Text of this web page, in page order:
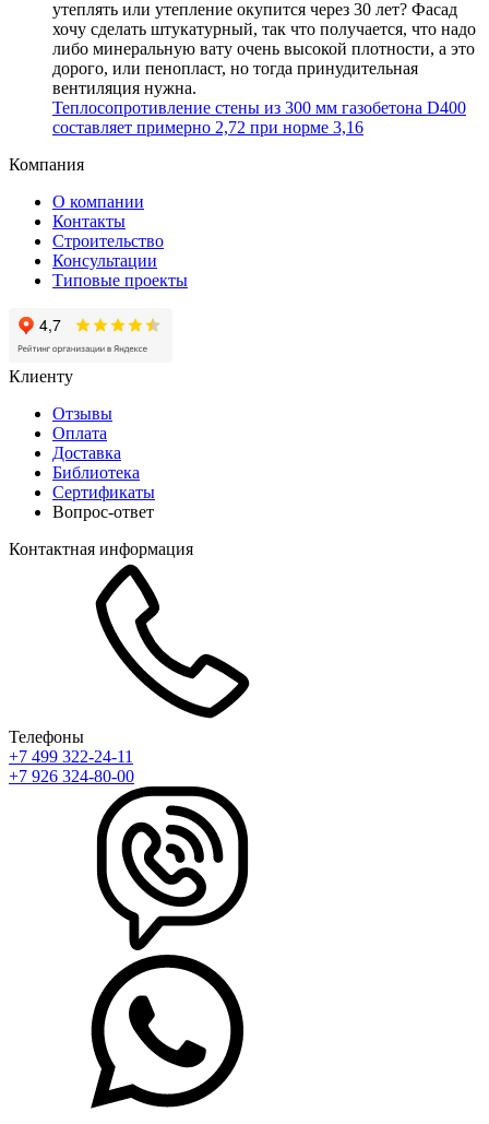
утеплять или утепление окупится через 30 лет? Фасад
хочу сделать штукатурный, так что получается, что надо
либо минеральную вату очень высокой плотности, а это
дорого, или пенопласт, но тогда принудительная
вентиляция нужна.
Теплосопротивление стены из 300 мм газобетона D400
составляет примерно 2,72 при норме 3,16
Компания
О компании
Контакты
Строительство
Консультации
Типовые проекты
Клиенту
Отзывы
Оплата
Доставка
Библиотека
Сертификаты
Вопрос-ответ
Контактная информация
Телефоны
+7 499 322-24-11
+7 926 324-80-00